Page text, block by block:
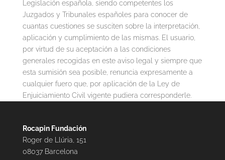
Legislación española, siendo competentes los
Juzgados y Tribunales españoles para conocer de
cuantas cuestiones se susciten sobre la interpretación,
aplicación y cumplimiento de las mismas. El usuario,
por virtud de su aceptación a las condiciones
generales recogidas en este aviso legal y siempre que
esta sumisión sea posible, renuncia expresamente a
cualquier fuero que, por aplicación de la Ley de
Enjuiciamiento Civil vigente pudiera corresponderle.
Rocapin Fundación
Roger de Llúria, 151
08037 Barcelona